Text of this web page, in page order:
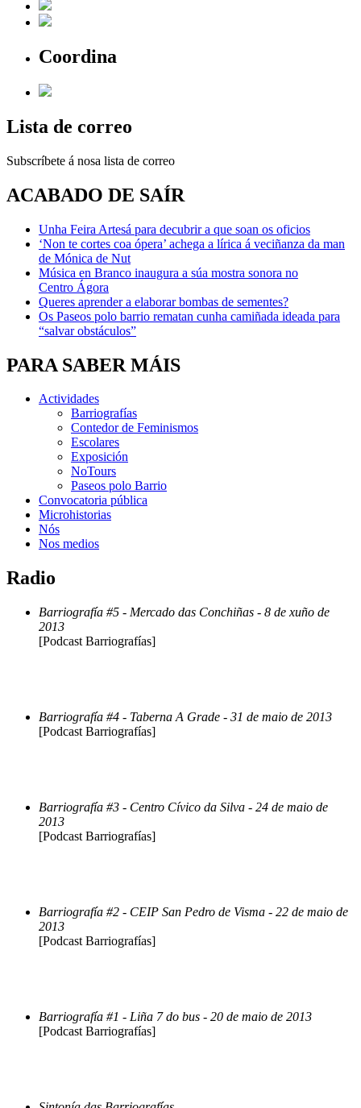
Coordina
Lista de correo
Subscríbete á nosa lista de correo
ACABADO DE SAÍR
Unha Feira Artesá para decubrir a que soan os oficios
‘Non te cortes coa ópera’ achega a lírica á veciñanza da man
de Mónica de Nut
Música en Branco inaugura a súa mostra sonora no
Centro Ágora
Queres aprender a elaborar bombas de sementes?
Os Paseos polo barrio rematan cunha camiñada ideada para
“salvar obstáculos”
PARA SABER MÁIS
Actividades
Barriografías
Contedor de Feminismos
Escolares
Exposición
NoTours
Paseos polo Barrio
Convocatoria pública
Microhistorias
Nós
Nos medios
Radio
Barriografía #5 - Mercado das Conchiñas - 8 de xuño de
2013
[Podcast Barriografías]
Barriografía #4 - Taberna A Grade - 31 de maio de 2013
[Podcast Barriografías]
Barriografía #3 - Centro Cívico da Silva - 24 de maio de
2013
[Podcast Barriografías]
Barriografía #2 - CEIP San Pedro de Visma - 22 de maio de
2013
[Podcast Barriografías]
Barriografía #1 - Liña 7 do bus - 20 de maio de 2013
[Podcast Barriografías]